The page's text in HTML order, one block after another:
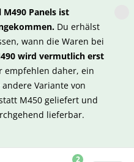
M490 Panels ist
Du erhälst
wann die Waren bei
wird vermutlich erst
empfehlen daher, ein
Variante von
M450 geliefert und
lieferbar.
2